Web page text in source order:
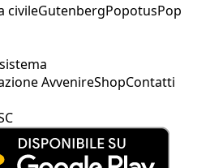
civileGutenbergPopotusPop
AvvenireShopContatti